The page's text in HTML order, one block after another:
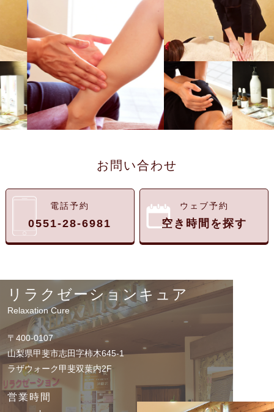
お問い合わせ
電話予約
0551-28-6981
ウェブ予約
空き時間を探す
リラクゼーションキュア
Relaxation Cure
〒400-0107
山梨県甲斐市志田字柿木645-1
ラザウォーク甲斐双葉内2F
営業時間